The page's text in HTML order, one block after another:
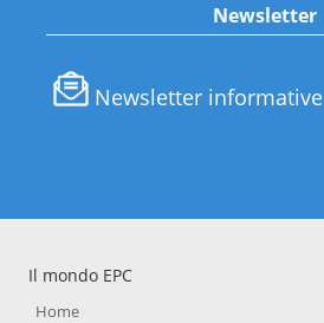
Newsletter
Newsletter informative
Il mondo EPC
Home